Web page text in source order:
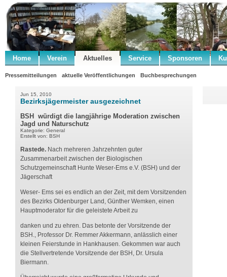
Home Verein Aktuelles Service Sponsoren
Pressemitteilungen aktuelle Veröffentlichungen Buchbesprechungen
Jun 15, 2010
Bezirksjägermeister ausgezeichnet
BSH würdigt die langjährige Moderation zwischen
Jagd und Naturschutz
Kategorie: General
Erstellt von: BSH
Rastede. Nach mehreren Jahrzehnten guter
Zusammenarbeit zwischen der Biologischen
Schutzgemeinschaft Hunte Weser-Ems e.V. (BSH) und der
Jägerschaft
Weser- Ems sei es endlich an der Zeit, mit dem Vorsitzenden
des Bezirks Oldenburger Land, Günther Wemken, einen
Hauptmoderator für die geleistete Arbeit zu
danken und zu ehren. Das betonte der Vorsitzende der
BSH., Professor Dr. Remmer Akkermann, anlässlich einer
kleinen Feierstunde in Hankhausen. Gekommen war auch
die Stellvertretende Vorsitzende der BSH, Dr. Ursula
Biermann.